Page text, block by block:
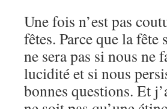
Une fois n’est pas
fêtes. Parce que la
ne sera pas si nous ne
lucidité et si nous
bonnes questions. Et